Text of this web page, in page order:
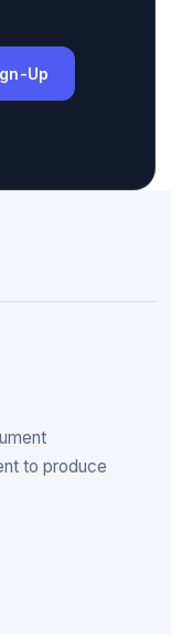
Up
to produce